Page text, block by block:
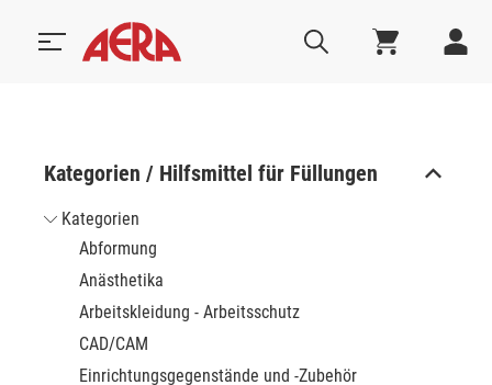
Kategorien / Hilfsmittel für Füllungen
Kategorien
Abformung
Anästhetika
Arbeitskleidung - Arbeitsschutz
CAD/CAM
Einrichtungsgegenstände und -Zubehör